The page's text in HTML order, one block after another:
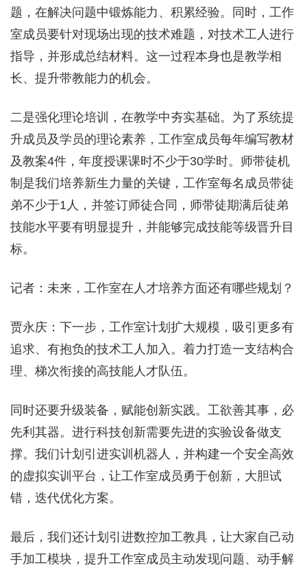
题，在解决问题中锻炼能力、积累经验。同时，工作
室成员要针对现场出现的技术难题，对技术工人进行
指导，并形成总结材料。这一过程本身也是教学相
长、提升带教能力的机会。
二是强化理论培训，在教学中夯实基础。为了系统提
升成员及学员的理论素养，工作室成员每年编写教材
及教案4件，年度授课课时不少于30学时。师带徒机
制是我们培养新生力量的关键，工作室每名成员带徒
弟不少于1人，并签订师徒合同，师带徒期满后徒弟
技能水平要有明显提升，并能够完成技能等级晋升目
标。
记者：未来，工作室在人才培养方面还有哪些规划？
贾永庆：下一步，工作室计划扩大规模，吸引更多有
追求、有抱负的技术工人加入。着力打造一支结构合
理、梯次衔接的高技能人才队伍。
同时还要升级装备，赋能创新实践。工欲善其事，必
先利其器。进行科技创新需要先进的实验设备做支
撑。我们计划引进实训机器人，并构建一个安全高效
的虚拟实训平台，让工作室成员勇于创新，大胆试
错，迭代优化方案。
最后，我们还计划引进数控加工教具，让大家自己动
手加工模块，提升工作室成员主动发现问题、动手解